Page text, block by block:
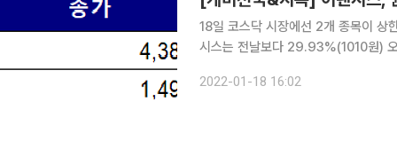
18일 코스닥 시장에선 2개 종목이 상한가
시스는 전날보다 29.93%(1010원)
삼성전자 로봇청소기에 사용되는 감
2022-01-18 16:02